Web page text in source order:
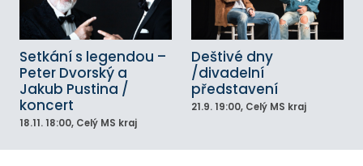
Setkání s legendou –
Peter Dvorský a
Jakub Pustina /
koncert
18.11. 18:00, Celý MS kraj
Deštivé dny
/divadelní
představení
21.9. 19:00, Celý MS kraj